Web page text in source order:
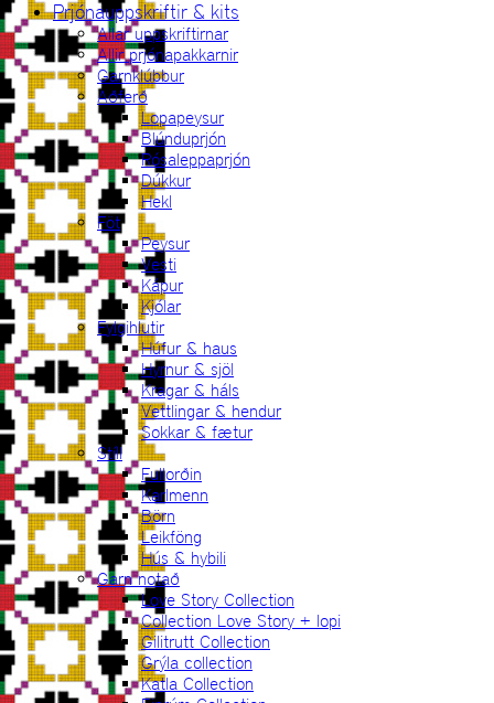
Prjónauppskriftir & kits
Allar uppskriftirnar
Allir prjónapakkarnir
Garnklúbbur
Aðferð
Lopapeysur
Blúnduprjón
Rósaleppaprjón
Dúkkur
Hekl
Föt
Peysur
Vesti
Kápur
Kjólar
Fylgihlutir
Húfur & haus
Hyrnur & sjöl
Kragar & háls
Vettlingar & hendur
Sokkar & fætur
Stíll
Fullorðin
Karlmenn
Börn
Leikföng
Hús & hybili
Garn notað
Love Story Collection
Collection Love Story + lopi
Gilitrutt Collection
Grýla collection
Katla Collection